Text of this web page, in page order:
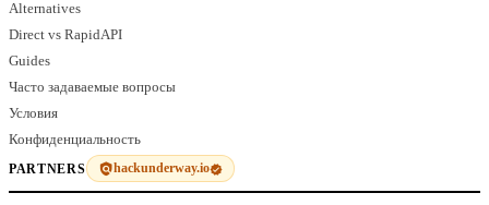
Alternatives
Direct vs RapidAPI
Guides
Часто задаваемые вопросы
Условия
Конфиденциальность
PARTNERS hackunderway.io